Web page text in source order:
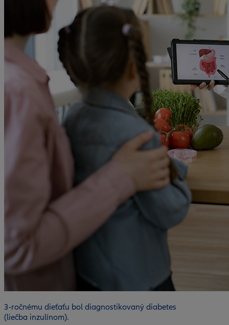
3-ročnému dieťaťu bol diagnostikovaný diabetes
(liečba inzulínom).